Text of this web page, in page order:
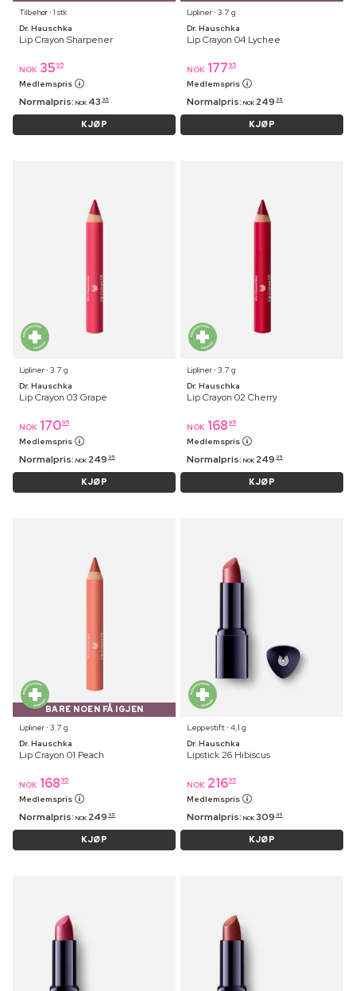
Tilbehør ⋅ 1 stk
Dr. Hauschka
Lip Crayon Sharpener
NOK 35 95
Medlemspris
Normalpris: NOK 43 95
KJØP
Lipliner ⋅ 3.7 g
Dr. Hauschka
Lip Crayon 04 Lychee
NOK 177 95
Medlemspris
Normalpris: NOK 249 95
KJØP
Lipliner ⋅ 3.7 g
Dr. Hauschka
Lip Crayon 03 Grape
NOK 17095
Medlemspris
Normalpris: NOK 249 95
KJØP
Lipliner ⋅ 3.7 g
Dr. Hauschka
Lip Crayon 02 Cherry
NOK 168 95
Medlemspris
Normalpris: NOK 249 95
KJØP
BARE NOEN FÅ IGJEN
Lipliner ⋅ 3.7 g
Dr. Hauschka
Lip Crayon 01 Peach
NOK 168 95
Medlemspris
Normalpris: NOK 249 95
KJØP
Leppestift ⋅ 4,1 g
Dr. Hauschka
Lipstick 26 Hibiscus
NOK 21695
Medlemspris
Normalpris: NOK 309 95
KJØP